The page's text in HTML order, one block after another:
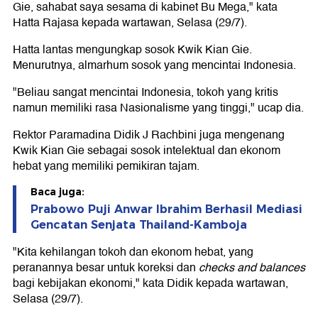
Gie, sahabat saya sesama di kabinet Bu Mega," kata
Hatta Rajasa kepada wartawan, Selasa (29/7).
Hatta lantas mengungkap sosok Kwik Kian Gie.
Menurutnya, almarhum sosok yang mencintai Indonesia.
"Beliau sangat mencintai Indonesia, tokoh yang kritis
namun memiliki rasa Nasionalisme yang tinggi," ucap dia.
Rektor Paramadina Didik J Rachbini juga mengenang
Kwik Kian Gie sebagai sosok intelektual dan ekonom
hebat yang memiliki pemikiran tajam.
Baca juga:
Prabowo Puji Anwar Ibrahim Berhasil Mediasi
Gencatan Senjata Thailand-Kamboja
"Kita kehilangan tokoh dan ekonom hebat, yang
peranannya besar untuk koreksi dan checks and balances
bagi kebijakan ekonomi," kata Didik kepada wartawan,
Selasa (29/7).